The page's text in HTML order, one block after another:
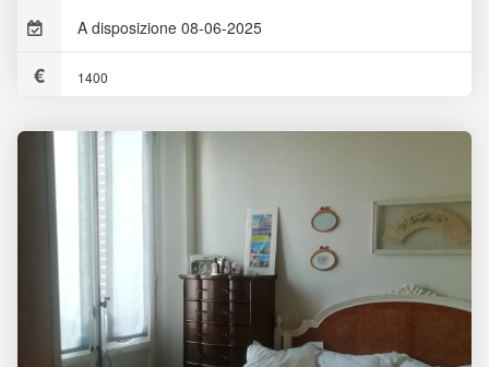
A disposizione 08-06-2025
1400